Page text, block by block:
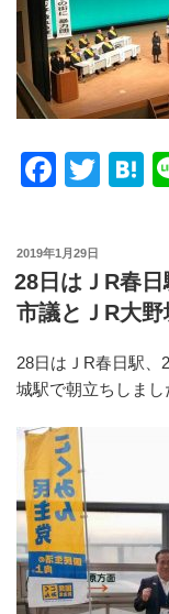
F
c
e
b
o
T
er
H
n
a
投
稿
日:
2019年1月29日
28日はＪR春
市議とＪR大
28日はＪR春日駅、
城駅で朝立ちしまし